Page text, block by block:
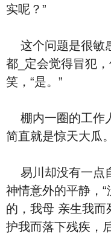
实呢？”
这个问题是很敏
都_定会觉得冒犯
笑，“是。”
棚内一圈的工作
简直就是惊天大瓜。
易川却没有一点
神情意外的平静，
的，我母 亲生我而
护我而落下残疾，